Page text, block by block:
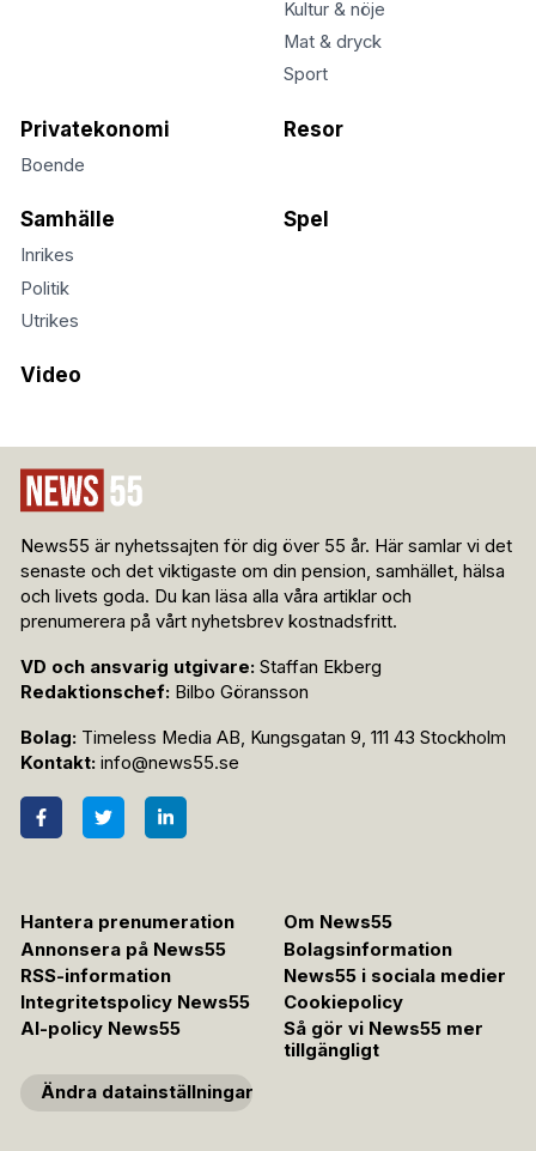
Kultur & nöje
Mat & dryck
Sport
Privatekonomi
Boende
Resor
Samhälle
Inrikes
Politik
Utrikes
Spel
Video
News55 är nyhetssajten för dig över 55 år. Här samlar vi det
senaste och det viktigaste om din pension, samhället, hälsa
och livets goda. Du kan läsa alla våra artiklar och
prenumerera på vårt nyhetsbrev kostnadsfritt.
VD och ansvarig utgivare: Staffan Ekberg
Redaktionschef: Bilbo Göransson
Bolag: Timeless Media AB, Kungsgatan 9, 111 43 Stockholm
Kontakt: info@news55.se
Hantera prenumeration
Om News55
Annonsera på News55
Bolagsinformation
RSS-information
News55 i sociala medier
Integritetspolicy News55
Cookiepolicy
AI-policy News55
Så gör vi News55 mer
tillgängligt
Ändra datainställningar